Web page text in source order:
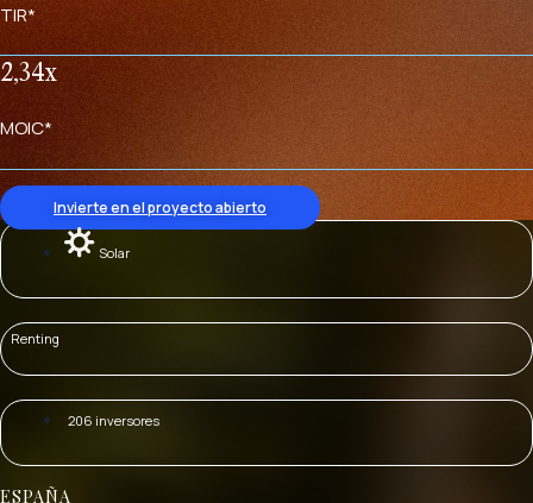
TIR*
2,34x
MOIC*
Invierte en el proyecto abierto
Solar
Renting
206 inversores
ESPAÑA